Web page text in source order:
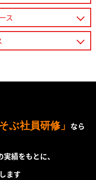
ス
ぶ社員研修」 なら
実績をもとに、
ます